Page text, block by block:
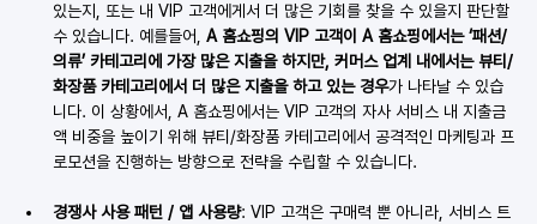
있는지, 또는 내 VIP 고객에게서 더 많은 기회를 찾을 수 있을지 판단할
수 있습니다. 예를들어, A 홈쇼핑의 VIP 고객이 A 홈쇼핑에서는 ‘패션/
의류’ 카테고리에 가장 많은 지출을 하지만, 커머스 업계 내에서는 뷰티/
화장품 카테고리에서 더 많은 지출을 하고 있는 경우가 나타날 수 있습
니다. 이 상황에서, A 홈쇼핑에서는 VIP 고객의 자사 서비스 내 지출금
액 비중을 높이기 위해 뷰티/화장품 카테고리에서 공격적인 마케팅과 프
로모션을 진행하는 방향으로 전략을 수립할 수 있습니다.
경쟁사 사용 패턴 / 앱 사용량: VIP 고객은 구매력 뿐 아니라, 서비스 트